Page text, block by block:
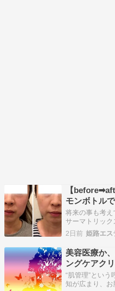
【
モンボトル
リ！
将来の事も考え
サーマトリッ
けてくださっ
に来てくださ
お客様です。
るんできている
サー…
2日前
美容医療か
ングケアク
万円のクリ
“肌管理”とい
知が広まり、